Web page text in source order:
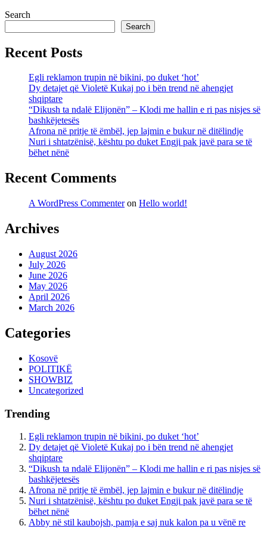
Search
Search
Recent Posts
Egli reklamon trupin në bikini, po duket ‘hot’
Dy detajet që Violetë Kukaj po i bën trend në ahengjet
shqiptare
“Dikush ta ndalë Elijonën” – Klodi me hallin e ri pas nisjes së
bashkëjetesës
Afrona në pritje të ëmbël, jep lajmin e bukur në ditëlindje
Nuri i shtatzënisë, kështu po duket Engji pak javë para se të
bëhet nënë
Recent Comments
A WordPress Commenteron Hello world!
Archives
August 2026
July 2026
June 2026
May 2026
April 2026
March 2026
Categories
Kosovë
POLITIKË
SHOWBIZ
Uncategorized
Trending
Egli reklamon trupin në bikini, po duket ‘hot’
Dy detajet që Violetë Kukaj po i bën trend në ahengjet
shqiptare
“Dikush ta ndalë Elijonën” – Klodi me hallin e ri pas nisjes së
bashkëjetesës
Afrona në pritje të ëmbël, jep lajmin e bukur në ditëlindje
Nuri i shtatzënisë, kështu po duket Engji pak javë para se të
bëhet nënë
Abby në stil kaubojsh, pamja e saj nuk kalon pa u vënë re